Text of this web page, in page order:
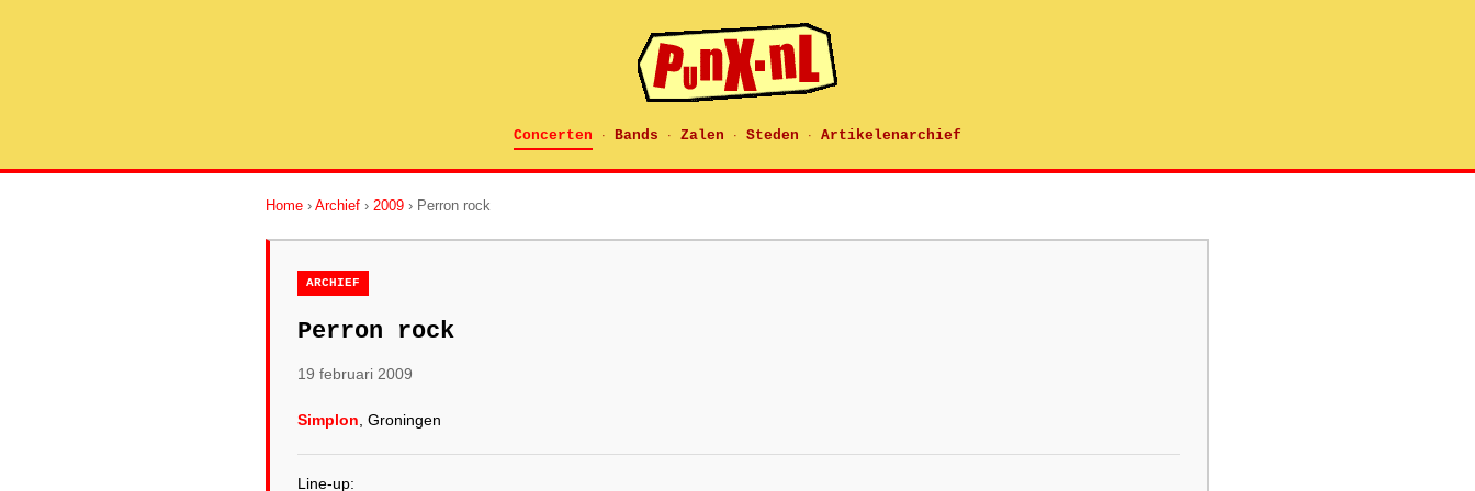
Concerten · Bands · Zalen · Steden · Artikelenarchief
Home › Archief › 2009 › Perron rock
ARCHIEF
Perron rock
19 februari 2009
Simplon , Groningen
Line-up: